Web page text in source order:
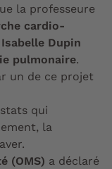
la professeure
cardio-
Isabelle Dupin
pulmonaire.
un de ce projet
qui
la
(OMS) a déclaré